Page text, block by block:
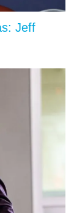
Jeff